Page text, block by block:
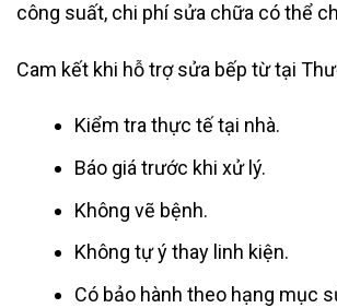
công suất, chi phí sửa chữa có thể
Cam kết khi hỗ trợ sửa bếp từ tại
Kiểm tra thực tế tại nhà.
Báo giá trước khi xử lý.
Không vẽ bệnh.
Không tự ý thay linh kiện.
Có bảo hành theo hạng mục